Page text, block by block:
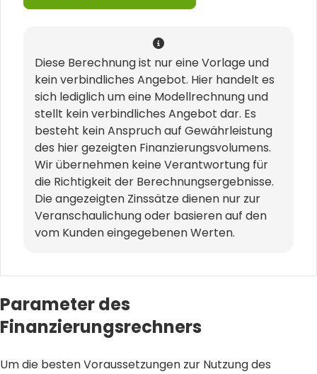
Diese Berechnung ist nur eine Vorlage und
kein verbindliches Angebot. Hier handelt es
sich lediglich um eine Modellrechnung und
stellt kein verbindliches Angebot dar. Es
besteht kein Anspruch auf Gewährleistung
des hier gezeigten Finanzierungsvolumens.
Wir übernehmen keine Verantwortung für
die Richtigkeit der Berechnungsergebnisse.
Die angezeigten Zinssätze dienen nur zur
Veranschaulichung oder basieren auf den
vom Kunden eingegebenen Werten.
Parameter des
Finanzierungsrechners
Um die besten Voraussetzungen zur Nutzung des